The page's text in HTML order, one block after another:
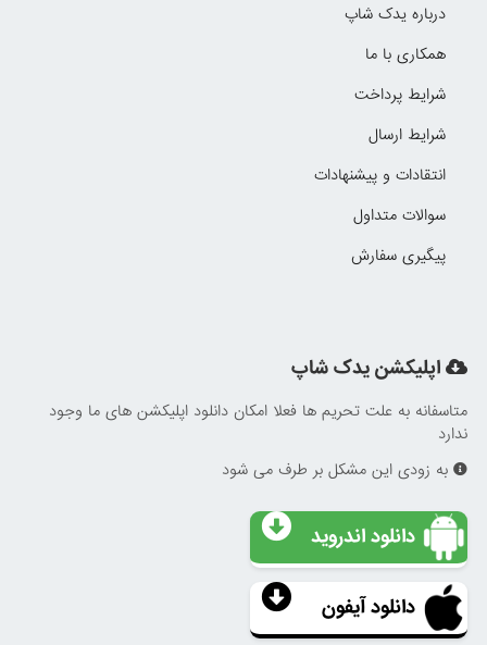
درباره یدک شاپ
همکاری با ما
شرایط پرداخت
شرایط ارسال
انتقادات و پیشنهادات
سوالات متداول
پیگیری سفارش
اپلیکشن یدک شاپ
متاسفانه به علت تحریم ها فعلا امکان دانلود اپلیکشن های ما وجود
ندارد
به زودی این مشکل بر طرف می شود
دانلود اندروید
دانلود آیفون